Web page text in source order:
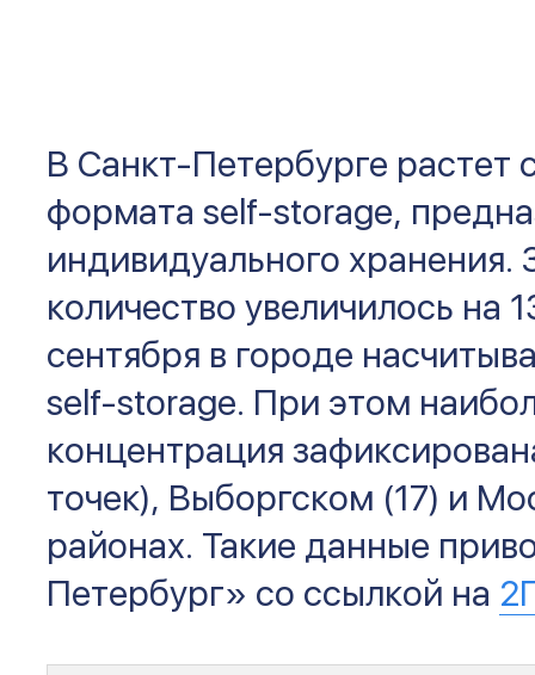
В Санкт-Петербурге растет
формата self-storage,
индивидуального хранения.
количество увеличилось на
сентября в городе
self-storage. При этом
концентрация
точек), Выборгском (17) и
районах. Такие данные
Петербург» со ссылкой на